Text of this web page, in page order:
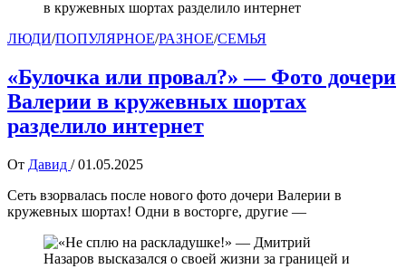
ЛЮДИ/ПОПУЛЯРНОЕ/РАЗНОЕ/СЕМЬЯ
«Булочка или провал?» — Фото дочери
Валерии в кружевных шортах
разделило интернет
От Давид / 01.05.2025
Сеть взорвалась после нового фото дочери Валерии в
кружевных шортах! Одни в восторге, другие —